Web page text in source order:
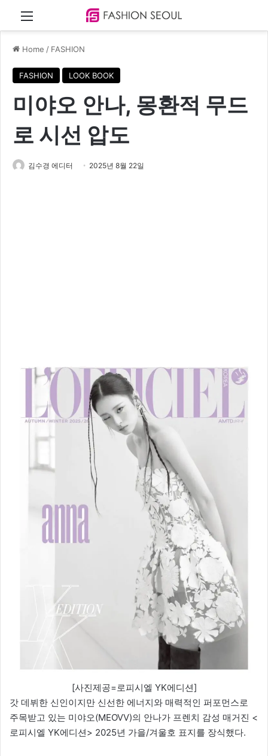
Menu
Home / FASHION
FASHION LOOK BOOK
미야오 안나, 몽환적 무드
로 시선 압도
김수경 에디터 2025년 8월 22일
[사진제공=로피시엘 YK에디션]
갓 데뷔한 신인이지만 신선한 에너지와 매력적인 퍼포먼스로
주목받고 있는 미야오(MEOVV)의 안나가 프렌치 감성 매거진 <
로피시엘 YK에디션> 2025년 가을/겨울호 표지를 장식했다.